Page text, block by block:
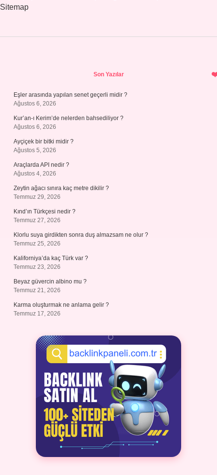
Sitemap
Son Yazılar
Eşler arasında yapılan senet geçerli midir ?
Ağustos 6, 2026
Kur’an-ı Kerim’de nelerden bahsediliyor ?
Ağustos 6, 2026
Ayçiçek bir bitki midir ?
Ağustos 5, 2026
Araçlarda API nedir ?
Ağustos 4, 2026
Zeytin ağacı sınıra kaç metre dikilir ?
Temmuz 29, 2026
Kınd’ın Türkçesi nedir ?
Temmuz 27, 2026
Klorlu suya girdikten sonra duş almazsam ne olur ?
Temmuz 25, 2026
Kaliforniya’da kaç Türk var ?
Temmuz 23, 2026
Beyaz güvercin albino mu ?
Temmuz 21, 2026
Karma oluşturmak ne anlama gelir ?
Temmuz 17, 2026